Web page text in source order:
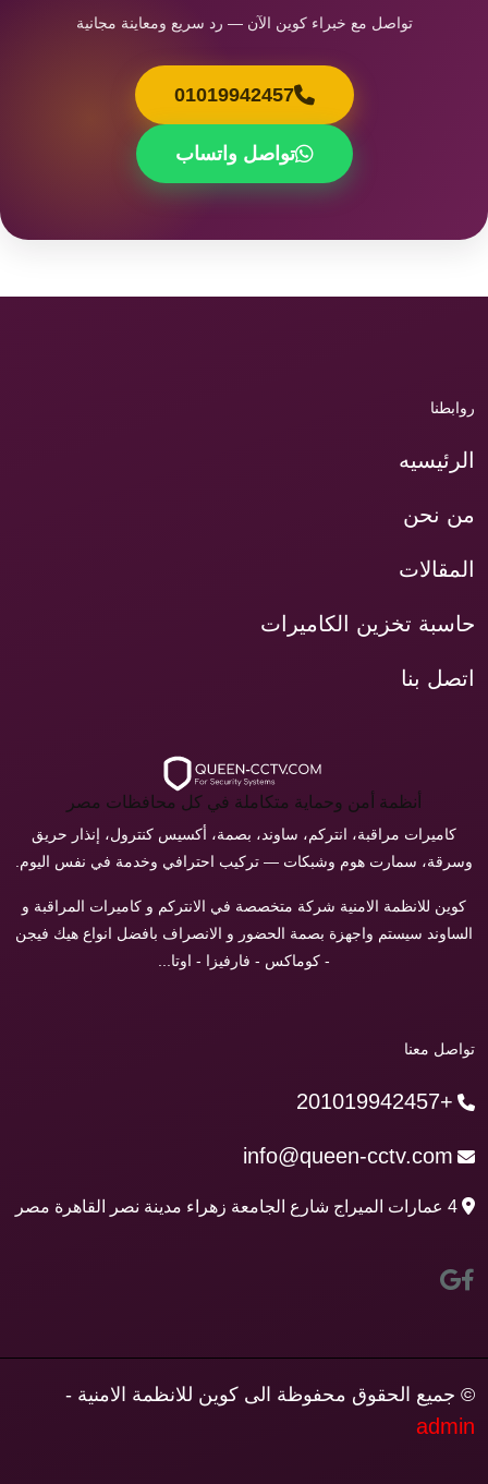
تواصل مع خبراء كوين الآن — رد سريع ومعاينة مجانية
01019942457
تواصل واتساب
روابطنا
الرئيسيه
من نحن
المقالات
حاسبة تخزين الكاميرات
اتصل بنا
أنظمة أمن وحماية متكاملة في كل محافظات مصر
كاميرات مراقبة، انتركم، ساوند، بصمة، أكسيس كنترول، إنذار حريق
وسرقة، سمارت هوم وشبكات — تركيب احترافي وخدمة في نفس اليوم.
كوين للانظمة الامنية شركة متخصصة في الانتركم و كاميرات المراقبة و
الساوند سيستم واجهزة بصمة الحضور و الانصراف بافضل انواع هيك فيجن
- كوماكس - فارفيزا - اوتا...
تواصل معنا
+201019942457
info@queen-cctv.com
4 عمارات الميراج شارع الجامعة زهراء مدينة نصر القاهرة مصر
© جميع الحقوق محفوظة الى كوين للانظمة الامنية -
admin